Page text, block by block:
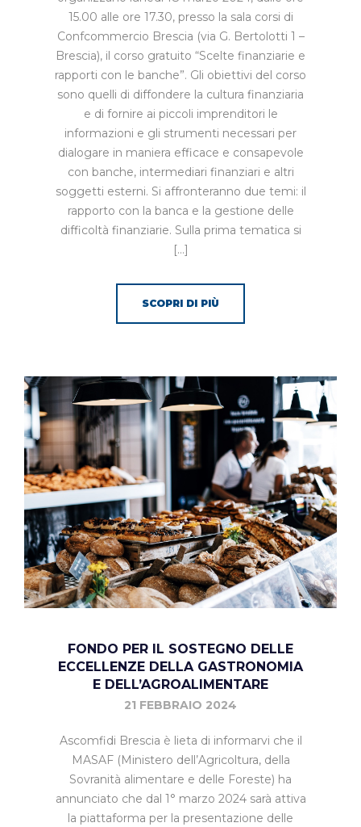
15.00 alle ore 17.30, presso la sala corsi di
Confcommercio Brescia (via G. Bertolotti 1 –
Brescia), il corso gratuito “Scelte finanziarie e
rapporti con le banche”. Gli obiettivi del corso
sono quelli di diffondere la cultura finanziaria
e di fornire ai piccoli imprenditori le
informazioni e gli strumenti necessari per
dialogare in maniera efficace e consapevole
con banche, intermediari finanziari e altri
soggetti esterni. Si affronteranno due temi: il
rapporto con la banca e la gestione delle
difficoltà finanziarie. Sulla prima tematica si
[…]
SCOPRI DI PIÙ
FONDO PER IL SOSTEGNO DELLE
ECCELLENZE DELLA GASTRONOMIA
E DELL’AGROALIMENTARE
21 FEBBRAIO 2024
Ascomfidi Brescia è lieta di informarvi che il
MASAF (Ministero dell’Agricoltura, della
Sovranità alimentare e delle Foreste) ha
annunciato che dal 1° marzo 2024 sarà attiva
la piattaforma per la presentazione delle